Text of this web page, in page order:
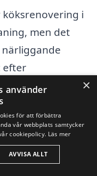
i
men det
efter
handlar det
och
för just ditt kök.
kan du
somVäxjö
×
använder
för att förbättra
vår webbplats samtycker
cookiepolicy. Läs mer
AVVISA ALLT